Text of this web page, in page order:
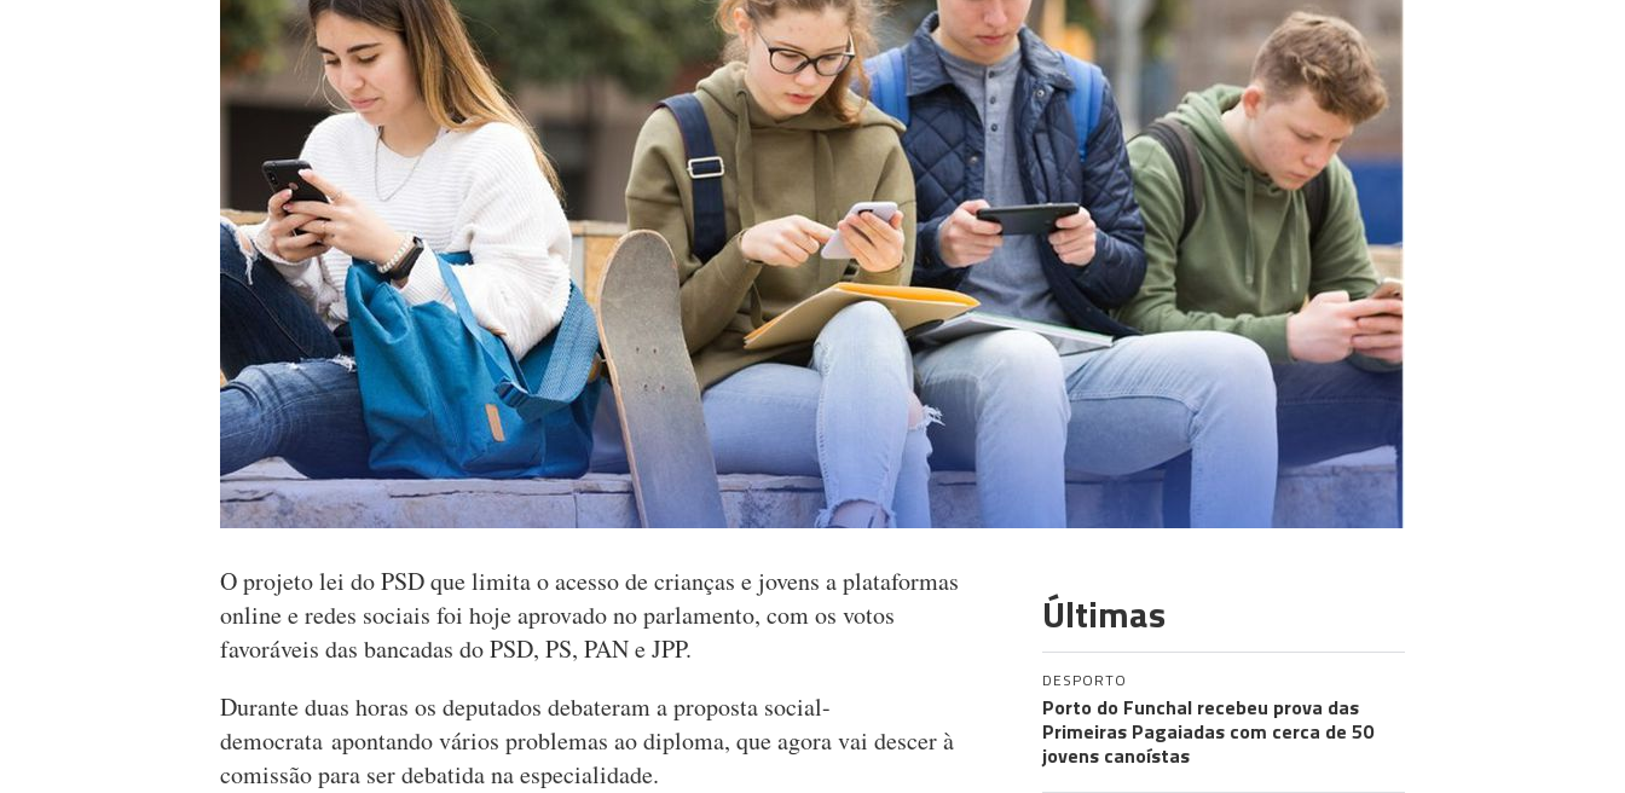
O projeto lei do PSD que limita o acesso de crianças e jovens a plataformas
online e redes sociais foi hoje aprovado no parlamento, com os votos
favoráveis das bancadas do PSD, PS, PAN e JPP.
Durante duas horas os deputados debateram a proposta social-
democrata apontando vários problemas ao diploma, que agora vai descer à
comissão para ser debatida na especialidade.
Últimas
DESPORTO
Porto do Funchal recebeu prova das
Primeiras Pagaiadas com cerca de 50
jovens canoístas